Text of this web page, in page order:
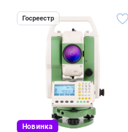
Госреестр
Новинка